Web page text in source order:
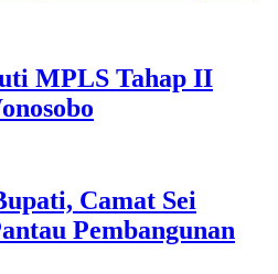
MPLS Tahap II
Camat Sei
Pembangunan